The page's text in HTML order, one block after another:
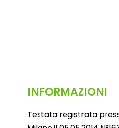
INFORMAZIONI
Testata registrata